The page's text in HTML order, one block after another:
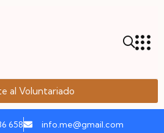
al Voluntariado
658 info.me@gmail.com